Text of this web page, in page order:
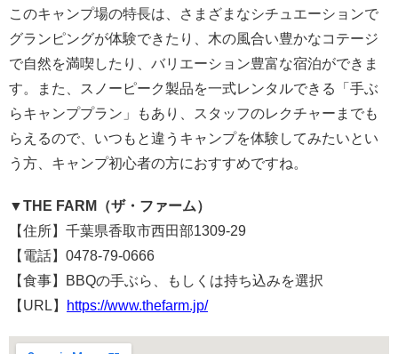
このキャンプ場の特長は、さまざまなシチュエーションで
グランピングが体験できたり、木の風合い豊かなコテージ
で自然を満喫したり、バリエーション豊富な宿泊ができま
す。また、スノーピーク製品を一式レンタルできる「手ぶ
らキャンププラン」もあり、スタッフのレクチャーまでも
らえるので、いつもと違うキャンプを体験してみたいとい
う方、キャンプ初心者の方におすすめですね。
▼THE FARM（ザ・ファーム）
【住所】千葉県香取市西田部1309‐29
【電話】0478‐79‐0666
【食事】BBQの手ぶら、もしくは持ち込みを選択
【URL】
https://www.thefarm.jp/